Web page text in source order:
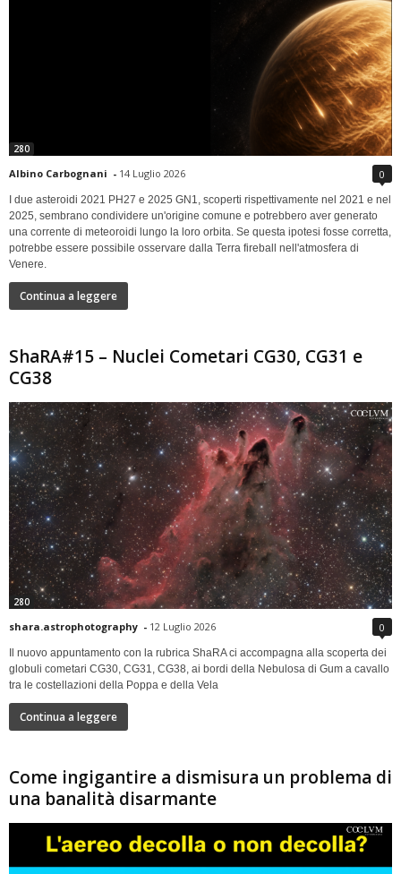
280
Albino Carbognani - 14 Luglio 2026 0
I due asteroidi 2021 PH27 e 2025 GN1, scoperti rispettivamente nel 2021 e nel
2025, sembrano condividere un'origine comune e potrebbero aver generato
una corrente di meteoroidi lungo la loro orbita. Se questa ipotesi fosse corretta,
potrebbe essere possibile osservare dalla Terra fireball nell'atmosfera di
Venere.
Continua a leggere
ShaRA#15 – Nuclei Cometari CG30, CG31 e
CG38
280
shara.astrophotography - 12 Luglio 2026 0
Il nuovo appuntamento con la rubrica ShaRA ci accompagna alla scoperta dei
globuli cometari CG30, CG31, CG38, ai bordi della Nebulosa di Gum a cavallo
tra le costellazioni della Poppa e della Vela
Continua a leggere
Come ingigantire a dismisura un problema di
una banalità disarmante